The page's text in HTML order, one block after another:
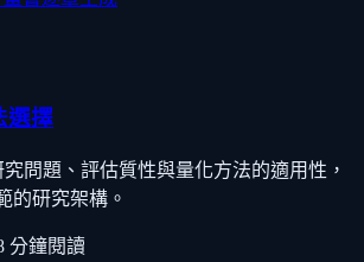
選擇
問題、評估質性與量化方法的適用性，
的研究架構。
分鐘閱讀